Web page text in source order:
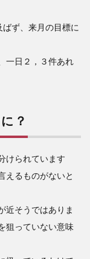
ず、来月の目標に
一日２，３件あれ
？
けられています
えるものがないと
近そうではありま
狙っていない意味